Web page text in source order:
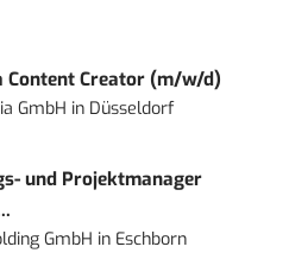
Content Creator (m/w/d)
GmbH in Düsseldorf
und Projektmanager
GmbH in Eschborn